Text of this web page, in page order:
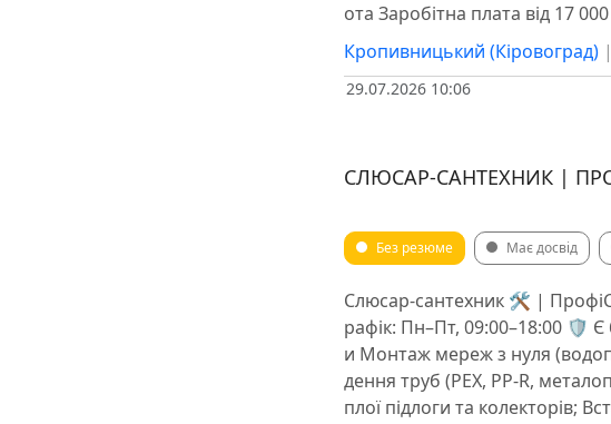
ота Заробітна плата від 17
Кропивницький (Кіровоград) |
29.07.2026 10:06
СЛЮСАР-САНТЕХНИК |
Без резюме Має досвід
Слюсар-сантехник 🛠 |
рафік: Пн–Пт, 09:00–18:00 🛡 Є
и Монтаж мереж з нуля
дення труб (PEX, PP-R,
плої підлоги та колекторів;